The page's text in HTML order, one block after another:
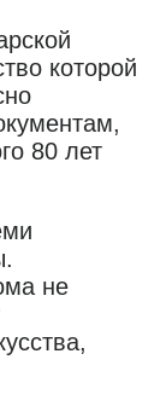
которой
80 лет
не